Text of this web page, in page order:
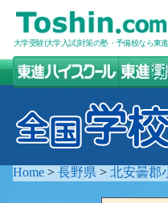
大学受験(大学入試)対策の塾・予備校なら東進
Home > 長野県 > 北安曇郡